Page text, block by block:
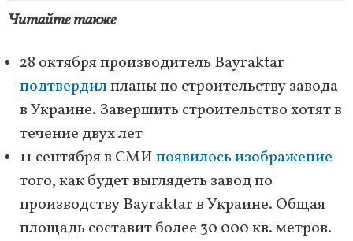
Читайте также
28 октября производитель Bayraktar
подтвердилпланы по строительству завода
в Украине. Завершить строительство хотят в
течение двух лет
11 сентября в СМИпоявилось изображение
того, как будет выглядеть завод по
производству Bayraktar в Украине. Общая
площадь составит более 30 000 кв. метров.